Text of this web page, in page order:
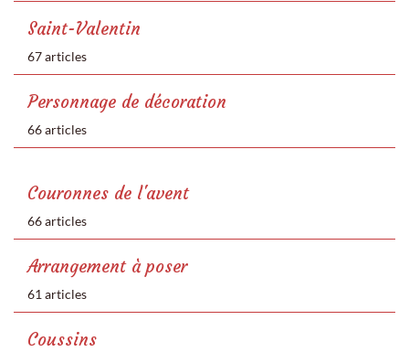
Saint-Valentin
67 articles
Personnage de décoration
66 articles
Couronnes de l'avent
66 articles
Arrangement à poser
61 articles
Coussins